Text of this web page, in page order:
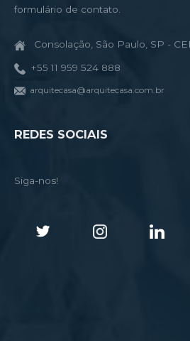
formulário de contato.
Consolação, São Paulo, SP -
+55 11 959 524 888
arquitecasa@arquitecasa.com.br
REDES SOCIAIS
Siga-nos!